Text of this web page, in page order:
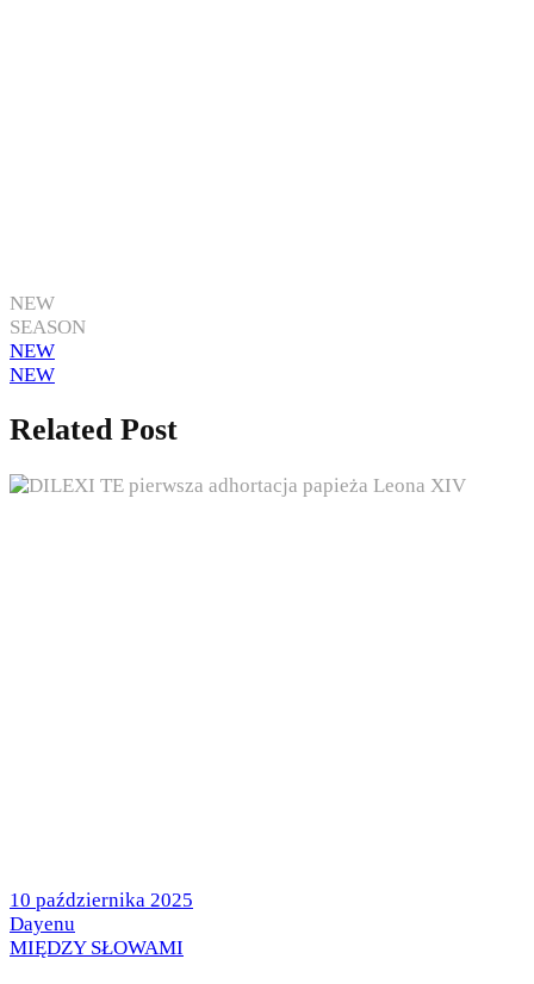
NEW
SEASON
NEW
NEW
Related Post
Posted
on
10 października 2025
by
Dayenu
Posted
MIĘDZY SŁOWAMI